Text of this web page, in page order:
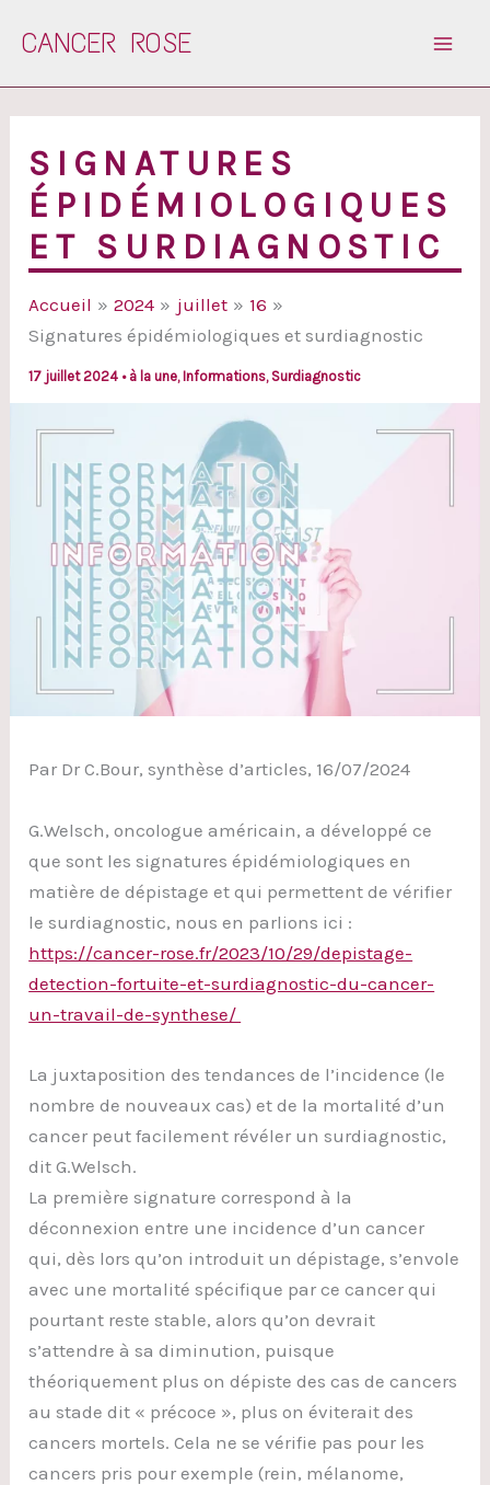
CANCER ROSE
SIGNATURES
ÉPIDÉMIOLOGIQUES
ET SURDIAGNOSTIC
Accueil 2024 juillet
16
Signatures épidémiologiques et surdiagnostic
17 juillet 2024 • à la une, Informations, Surdiagnostic
Par Dr C.Bour, synthèse d’articles, 16/07/2024
G.Welsch, oncologue américain, a développé ce
que sont les signatures épidémiologiques en
matière de dépistage et qui permettent de vérifier
le surdiagnostic, nous en parlions ici :
https://cancer-rose.fr/2023/10/29/depistage-
detection-fortuite-et-surdiagnostic-du-cancer-
un-travail-de-synthese/
La juxtaposition des tendances de l’incidence (le
nombre de nouveaux cas) et de la mortalité d’un
cancer peut facilement révéler un surdiagnostic,
dit G.Welsch.
La première signature correspond à la
déconnexion entre une incidence d’un cancer
qui, dès lors qu’on introduit un dépistage, s’envole
avec une mortalité spécifique par ce cancer qui
pourtant reste stable, alors qu’on devrait
s’attendre à sa diminution, puisque
théoriquement plus on dépiste des cas de cancers
au stade dit « précoce », plus on éviterait des
cancers mortels. Cela ne se vérifie pas pour les
cancers pris pour exemple (rein, mélanome,